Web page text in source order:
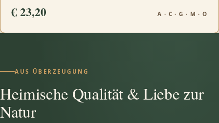
€ 23,20 A · C · G · M · O
AUS ÜBERZEUGUNG
Heimische Qualität & Liebe zur
Natur